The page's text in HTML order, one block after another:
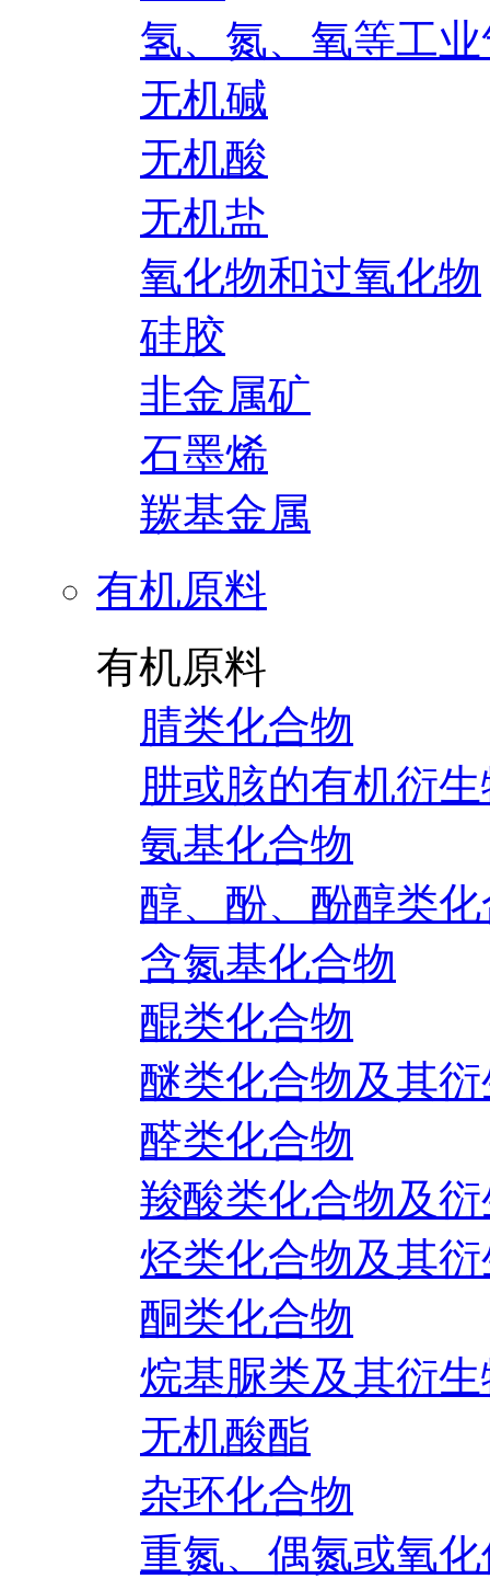
氢、氮、氧等工
无机碱
无机酸
无机盐
氧化物和过氧化物
硅胶
非金属矿
石墨烯
羰基金属
有机原料
有机原料
腈类化合物
肼或胲的有机衍
氨基化合物
醇、酚、酚醇类
含氮基化合物
醌类化合物
醚类化合物及其
醛类化合物
羧酸类化合物及
烃类化合物及其
酮类化合物
烷基脲类及其衍
无机酸酯
杂环化合物
重氮、偶氮或氧